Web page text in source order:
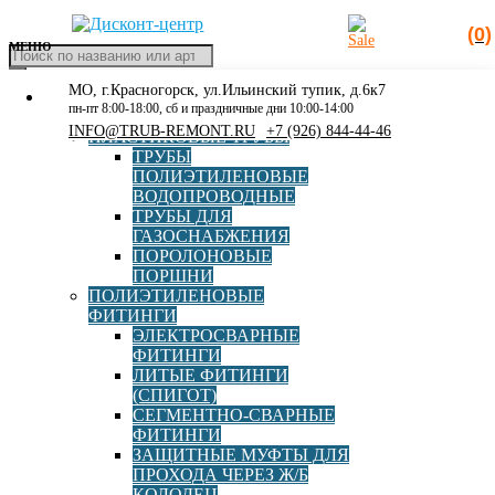
(0)
Поиск
товаров
МЕНЮ
КАТАЛОГ
РАСПРОДАЖА
ПЛАСТИКОВЫЕ ТРУБЫ
ТРУБЫ
ПОЛИЭТИЛЕНОВЫЕ
ВОДОПРОВОДНЫЕ
ТРУБЫ ДЛЯ
ГАЗОСНАБЖЕНИЯ
ПОРОЛОНОВЫЕ
ПОРШНИ
ПОЛИЭТИЛЕНОВЫЕ
ФИТИНГИ
ЭЛЕКТРОСВАРНЫЕ
ФИТИНГИ
ЛИТЫЕ ФИТИНГИ
(СПИГОТ)
СЕГМЕНТНО-СВАРНЫЕ
ФИТИНГИ
ЗАЩИТНЫЕ МУФТЫ ДЛЯ
ПРОХОДА ЧЕРЕЗ Ж/Б
МО, г.Красногорск, ул.Ильинский тупик, д.6к7
пн-пт 8:00-18:00, сб и праздничные дни 10:00-14:00
INFO@TRUB-REMONT.RU +7 (926) 844-44-46
Главная »Каталог» Метизы»Гроверная шайба М16 DIN 127
Гроверная шайба М16 DIN
DIN стандарт
Тип шайбы
Материал Сталь